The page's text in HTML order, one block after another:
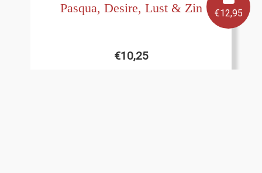
€12,95
Pasqua, Desire, Lust & Zin
€10,25